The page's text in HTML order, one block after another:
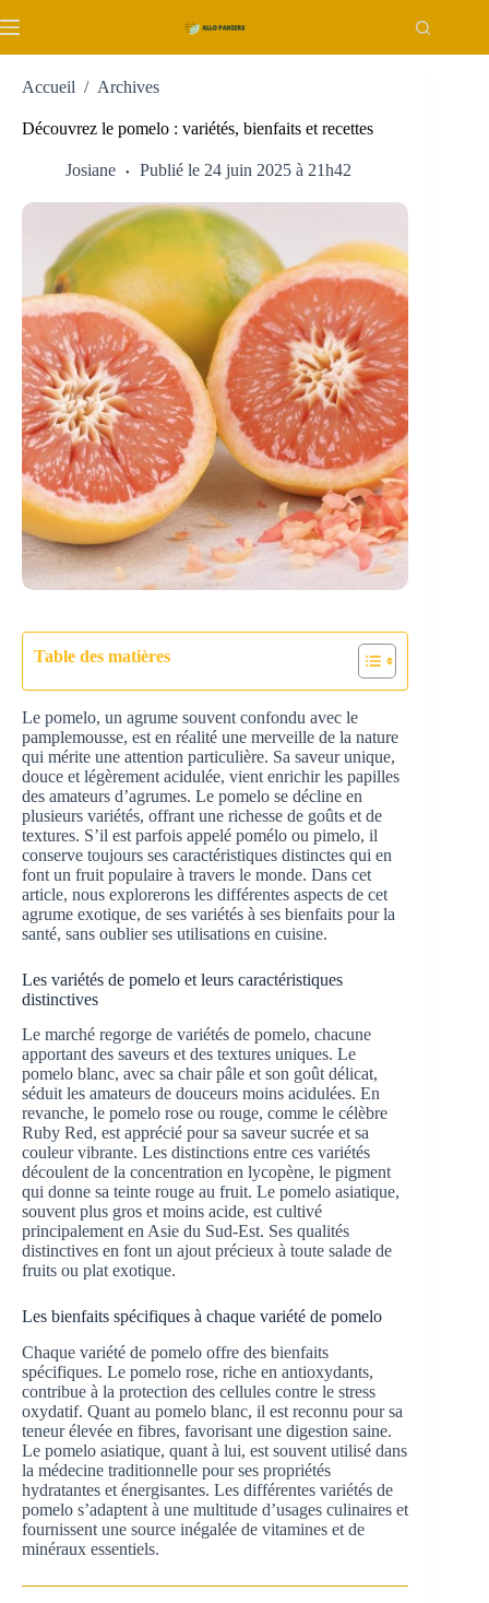
au
Accueil / Archives
Découvrez le pomelo : variétés, bienfaits et recettes
Josiane Publié le 24 juin 2025 à 21h42
Table des matières
Le pomelo, un agrume souvent confondu avec le
pamplemousse, est en réalité une merveille de la nature
qui mérite une attention particulière. Sa saveur unique,
douce et légèrement acidulée, vient enrichir les papilles
des amateurs d’agrumes. Le pomelo se décline en
plusieurs variétés, offrant une richesse de goûts et de
textures. S’il est parfois appelé pomélo ou pimelo, il
conserve toujours ses caractéristiques distinctes qui en
font un fruit populaire à travers le monde. Dans cet
article, nous explorerons les différentes aspects de cet
agrume exotique, de ses variétés à ses bienfaits pour la
santé, sans oublier ses utilisations en cuisine.
Les variétés de pomelo et leurs caractéristiques
distinctives
Le marché regorge de variétés de pomelo, chacune
apportant des saveurs et des textures uniques. Le
pomelo blanc, avec sa chair pâle et son goût délicat,
séduit les amateurs de douceurs moins acidulées. En
revanche, le pomelo rose ou rouge, comme le célèbre
Ruby Red, est apprécié pour sa saveur sucrée et sa
couleur vibrante. Les distinctions entre ces variétés
découlent de la concentration en lycopène, le pigment
qui donne sa teinte rouge au fruit. Le pomelo asiatique,
souvent plus gros et moins acide, est cultivé
principalement en Asie du Sud-Est. Ses qualités
distinctives en font un ajout précieux à toute salade de
fruits ou plat exotique.
Les bienfaits spécifiques à chaque variété de pomelo
Chaque variété de pomelo offre des bienfaits
spécifiques. Le pomelo rose, riche en antioxydants,
contribue à la protection des cellules contre le stress
oxydatif. Quant au pomelo blanc, il est reconnu pour sa
teneur élevée en fibres, favorisant une digestion saine.
Le pomelo asiatique, quant à lui, est souvent utilisé dans
la médecine traditionnelle pour ses propriétés
hydratantes et énergisantes. Les différentes variétés de
pomelo s’adaptent à une multitude d’usages culinaires et
fournissent une source inégalée de vitamines et de
minéraux essentiels.